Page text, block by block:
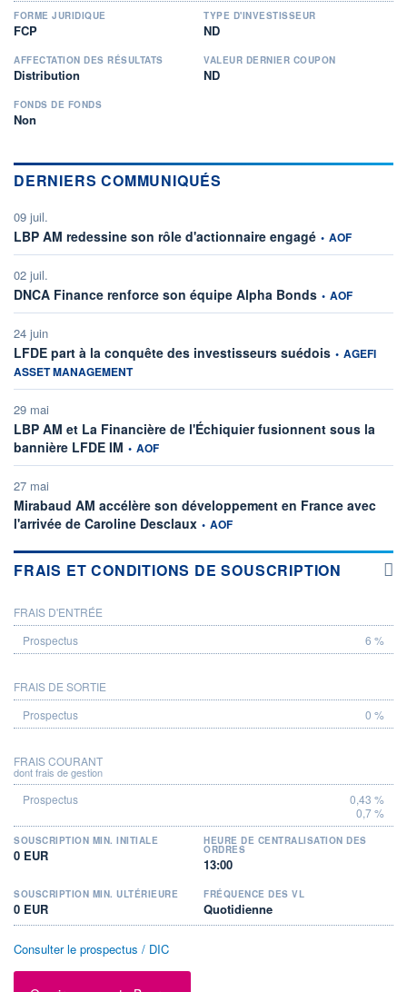
FORME JURIDIQUE
FCP
TYPE D'INVESTISSEUR
ND
AFFECTATION DES RÉSULTATS
Distribution
VALEUR DERNIER COUPON
ND
FONDS DE FONDS
Non
DERNIERS COMMUNIQUÉS
09 juil.
LBP AM redessine son rôle d'actionnaire engagé information
• AOF
02 juil.
DNCA Finance renforce son équipe Alpha Bonds information
• AOF
24 juin
LFDE part à la conquête des investisseurs suédois information
• AGEFI
ASSET MANAGEMENT
29 mai
LBP AM et La Financière de l'Échiquier fusionnent sous la
bannière LFDE IM information fournie par
• AOF
27 mai
Mirabaud AM accélère son développement en France avec
l'arrivée de Caroline Desclauxinformation fournie par
• AOF
FRAIS ET CONDITIONS DE SOUSCRIPTION
PROSPECTUS
FRAIS D'ENTRÉE
6 %
FRAIS DE SORTIE
0 %
FRAIS COURANT
dont frais de gestion
0,43 %
0,7 %
SOUSCRIPTION MIN. INITIALE
0 EUR
HEURE DE CENTRALISATION DES
ORDRES
13:00
SOUSCRIPTION MIN. ULTÉRIEURE
0 EUR
FRÉQUENCE DES VL
Quotidienne
Consulter le prospectus / DIC